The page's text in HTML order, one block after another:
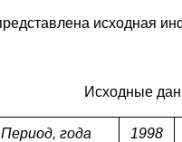
исходная
Исходные
Период, года 1998